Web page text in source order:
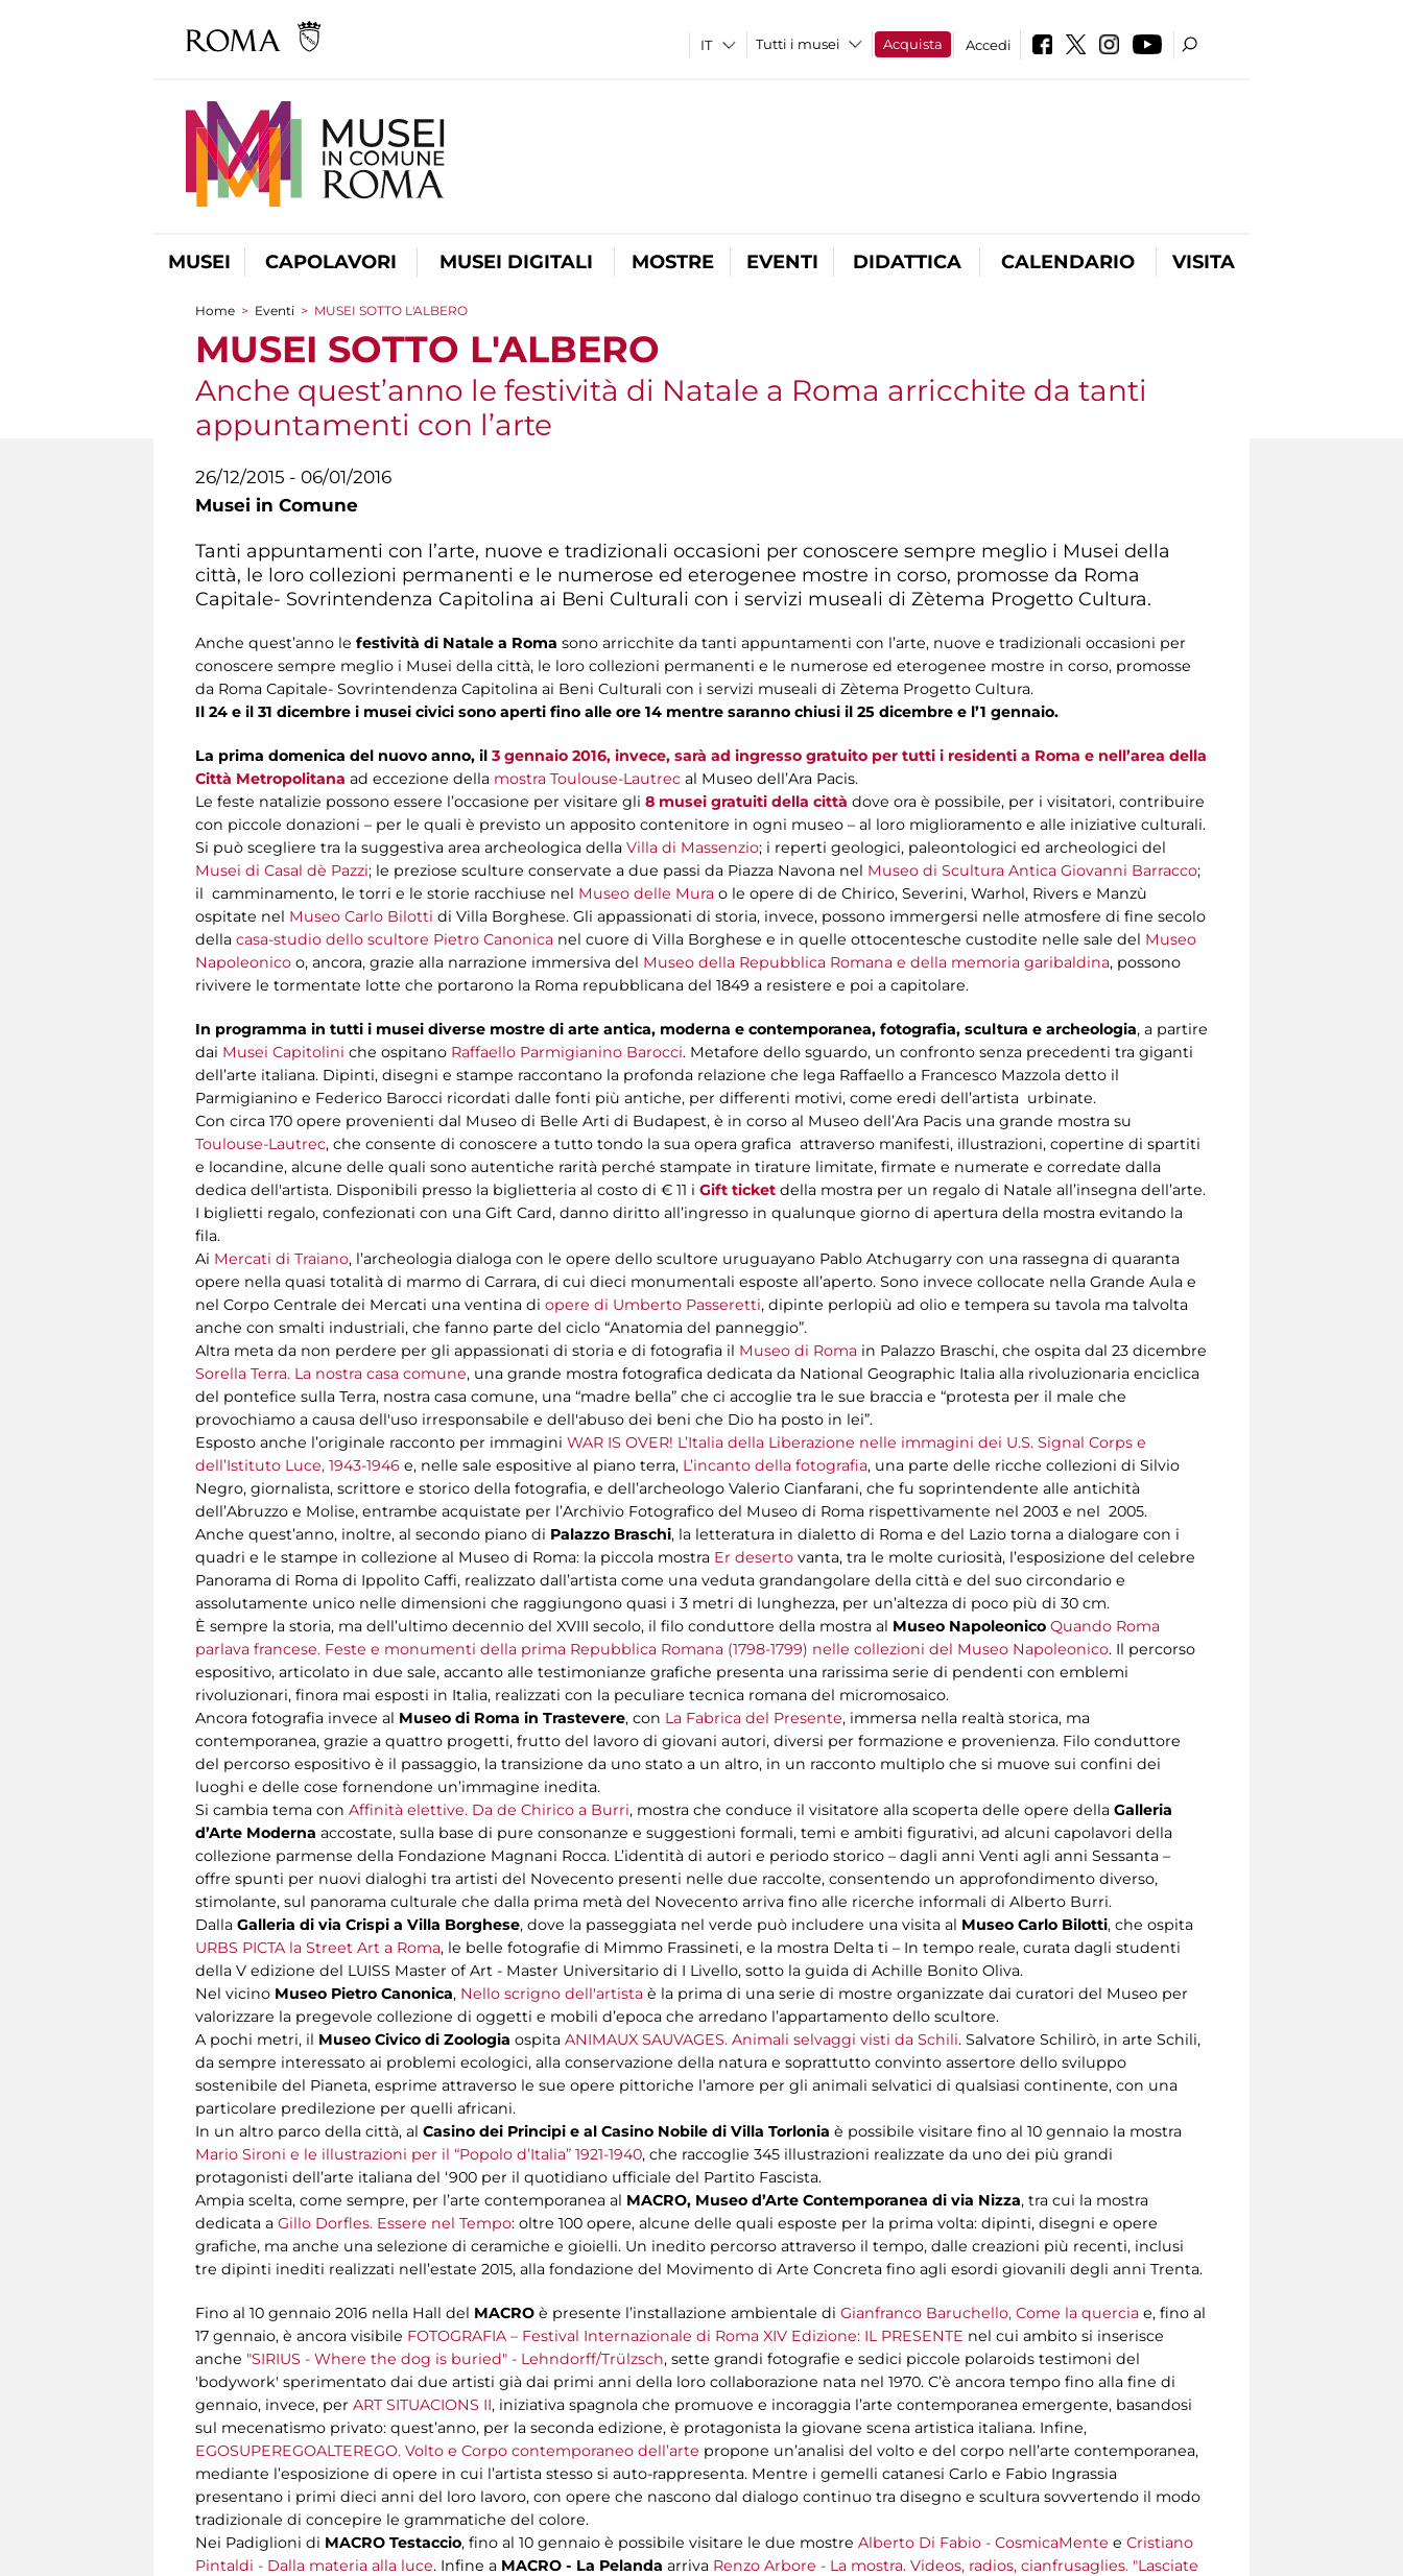
Tutti i musei Acquista Accedi
MUSEI CAPOLAVORI MUSEI DIGITALI MOSTRE EVENTI DIDATTICA CALENDARIO VISITA
Tu sei qui
Home > Eventi > MUSEI SOTTO L'ALBERO
MUSEI SOTTO L'ALBERO
Anche quest’anno le festività di Natale a Roma arricchite da tanti
appuntamenti con l’arte
26/12/2015 - 06/01/2016
Musei in Comune
Tanti appuntamenti con l’arte, nuove e tradizionali occasioni per conoscere sempre meglio i Musei della
città, le loro collezioni permanenti e le numerose ed eterogenee mostre in corso, promosse da Roma
Capitale- Sovrintendenza Capitolina ai Beni Culturali con i servizi museali di Zètema Progetto Cultura.
Anche quest’anno le festività di Natale a Roma sono arricchite da tanti appuntamenti con l’arte, nuove e tradizionali occasioni per
conoscere sempre meglio i Musei della città, le loro collezioni permanenti e le numerose ed eterogenee mostre in corso, promosse
da Roma Capitale- Sovrintendenza Capitolina ai Beni Culturali con i servizi museali di Zètema Progetto Cultura.
Il 24 e il 31 dicembre i musei civici sono aperti fino alle ore 14 mentre saranno chiusi il 25 dicembre e l’1 gennaio.
La prima domenica del nuovo anno, il 3 gennaio 2016, invece, sarà ad ingresso gratuito per tutti i residenti a Roma e nell’area della
Città Metropolitana ad eccezione della mostra Toulouse-Lautrec al Museo dell’Ara Pacis.
Le feste natalizie possono essere l’occasione per visitare gli 8 musei gratuiti della città dove ora è possibile, per i visitatori, contribuire
con piccole donazioni – per le quali è previsto un apposito contenitore in ogni museo – al loro miglioramento e alle iniziative culturali.
Si può scegliere tra la suggestiva area archeologica della Villa di Massenzio; i reperti geologici, paleontologici ed archeologici del
Musei di Casal dè Pazzi; le preziose sculture conservate a due passi da Piazza Navona nel Museo di Scultura Antica Giovanni Barracco;
il camminamento, le torri e le storie racchiuse nel Museo delle Mura o le opere di de Chirico, Severini, Warhol, Rivers e Manzù
ospitate nel Museo Carlo Bilotti di Villa Borghese. Gli appassionati di storia, invece, possono immergersi nelle atmosfere di fine secolo
della casa-studio dello scultore Pietro Canonica nel cuore di Villa Borghese e in quelle ottocentesche custodite nelle sale del Museo
Napoleonico o, ancora, grazie alla narrazione immersiva del Museo della Repubblica Romana e della memoria garibaldina, possono
rivivere le tormentate lotte che portarono la Roma repubblicana del 1849 a resistere e poi a capitolare.
In programma in tutti i musei diverse mostre di arte antica, moderna e contemporanea, fotografia, scultura e archeologia, a partire
dai Musei Capitolini che ospitano Raffaello Parmigianino Barocci. Metafore dello sguardo, un confronto senza precedenti tra giganti
dell’arte italiana. Dipinti, disegni e stampe raccontano la profonda relazione che lega Raffaello a Francesco Mazzola detto il
Parmigianino e Federico Barocci ricordati dalle fonti più antiche, per differenti motivi, come eredi dell’artista urbinate.
Con circa 170 opere provenienti dal Museo di Belle Arti di Budapest, è in corso al Museo dell’Ara Pacis una grande mostra su
Toulouse-Lautrec, che consente di conoscere a tutto tondo la sua opera grafica attraverso manifesti, illustrazioni, copertine di spartiti
e locandine, alcune delle quali sono autentiche rarità perché stampate in tirature limitate, firmate e numerate e corredate dalla
dedica dell'artista. Disponibili presso la biglietteria al costo di € 11 i Gift ticket della mostra per un regalo di Natale all’insegna dell’arte.
I biglietti regalo, confezionati con una Gift Card, danno diritto all’ingresso in qualunque giorno di apertura della mostra evitando la
fila.
Ai Mercati di Traiano, l’archeologia dialoga con le opere dello scultore uruguayano Pablo Atchugarry con una rassegna di quaranta
opere nella quasi totalità di marmo di Carrara, di cui dieci monumentali esposte all’aperto. Sono invece collocate nella Grande Aula e
nel Corpo Centrale dei Mercati una ventina di opere di Umberto Passeretti, dipinte perlopiù ad olio e tempera su tavola ma talvolta
anche con smalti industriali, che fanno parte del ciclo “Anatomia del panneggio”.
Altra meta da non perdere per gli appassionati di storia e di fotografia il Museo di Roma in Palazzo Braschi, che ospita dal 23 dicembre
Sorella Terra. La nostra casa comune, una grande mostra fotografica dedicata da National Geographic Italia alla rivoluzionaria enciclica
del pontefice sulla Terra, nostra casa comune, una “madre bella” che ci accoglie tra le sue braccia e “protesta per il male che
provochiamo a causa dell'uso irresponsabile e dell'abuso dei beni che Dio ha posto in lei”.
Esposto anche l’originale racconto per immagini WAR IS OVER! L’Italia della Liberazione nelle immagini dei U.S. Signal Corps e
dell’Istituto Luce, 1943-1946 e, nelle sale espositive al piano terra, L’incanto della fotografia, una parte delle ricche collezioni di Silvio
Negro, giornalista, scrittore e storico della fotografia, e dell’archeologo Valerio Cianfarani, che fu soprintendente alle antichità
dell’Abruzzo e Molise, entrambe acquistate per l’Archivio Fotografico del Museo di Roma rispettivamente nel 2003 e nel 2005.
Anche quest’anno, inoltre, al secondo piano di Palazzo Braschi, la letteratura in dialetto di Roma e del Lazio torna a dialogare con i
quadri e le stampe in collezione al Museo di Roma: la piccola mostra Er deserto vanta, tra le molte curiosità, l’esposizione del celebre
Panorama di Roma di Ippolito Caffi, realizzato dall’artista come una veduta grandangolare della città e del suo circondario e
assolutamente unico nelle dimensioni che raggiungono quasi i 3 metri di lunghezza, per un’altezza di poco più di 30 cm.
È sempre la storia, ma dell’ultimo decennio del XVIII secolo, il filo conduttore della mostra al Museo Napoleonico Quando Roma
parlava francese. Feste e monumenti della prima Repubblica Romana (1798-1799) nelle collezioni del Museo Napoleonico. Il percorso
espositivo, articolato in due sale, accanto alle testimonianze grafiche presenta una rarissima serie di pendenti con emblemi
rivoluzionari, finora mai esposti in Italia, realizzati con la peculiare tecnica romana del micromosaico.
Ancora fotografia invece al Museo di Roma in Trastevere, con La Fabrica del Presente, immersa nella realtà storica, ma
contemporanea, grazie a quattro progetti, frutto del lavoro di giovani autori, diversi per formazione e provenienza. Filo conduttore
del percorso espositivo è il passaggio, la transizione da uno stato a un altro, in un racconto multiplo che si muove sui confini dei
luoghi e delle cose fornendone un’immagine inedita.
Si cambia tema con Affinità elettive. Da de Chirico a Burri, mostra che conduce il visitatore alla scoperta delle opere della Galleria
d’Arte Moderna accostate, sulla base di pure consonanze e suggestioni formali, temi e ambiti figurativi, ad alcuni capolavori della
collezione parmense della Fondazione Magnani Rocca. L’identità di autori e periodo storico – dagli anni Venti agli anni Sessanta –
offre spunti per nuovi dialoghi tra artisti del Novecento presenti nelle due raccolte, consentendo un approfondimento diverso,
stimolante, sul panorama culturale che dalla prima metà del Novecento arriva fino alle ricerche informali di Alberto Burri.
Dalla Galleria di via Crispi a Villa Borghese, dove la passeggiata nel verde può includere una visita al Museo Carlo Bilotti, che ospita
URBS PICTA la Street Art a Roma, le belle fotografie di Mimmo Frassineti, e la mostra Delta ti – In tempo reale, curata dagli studenti
della V edizione del LUISS Master of Art - Master Universitario di I Livello, sotto la guida di Achille Bonito Oliva.
Nel vicino Museo Pietro Canonica, Nello scrigno dell'artista è la prima di una serie di mostre organizzate dai curatori del Museo per
valorizzare la pregevole collezione di oggetti e mobili d’epoca che arredano l’appartamento dello scultore.
A pochi metri, il Museo Civico di Zoologia ospita ANIMAUX SAUVAGES. Animali selvaggi visti da Schili. Salvatore Schilirò, in arte Schili,
da sempre interessato ai problemi ecologici, alla conservazione della natura e soprattutto convinto assertore dello sviluppo
sostenibile del Pianeta, esprime attraverso le sue opere pittoriche l’amore per gli animali selvatici di qualsiasi continente, con una
particolare predilezione per quelli africani.
In un altro parco della città, al Casino dei Principi e al Casino Nobile di Villa Torlonia è possibile visitare fino al 10 gennaio la mostra
Mario Sironi e le illustrazioni per il “Popolo d’Italia” 1921-1940, che raccoglie 345 illustrazioni realizzate da uno dei più grandi
protagonisti dell’arte italiana del ‘900 per il quotidiano ufficiale del Partito Fascista.
Ampia scelta, come sempre, per l’arte contemporanea al MACRO, Museo d’Arte Contemporanea di via Nizza, tra cui la mostra
dedicata a Gillo Dorfles. Essere nel Tempo: oltre 100 opere, alcune delle quali esposte per la prima volta: dipinti, disegni e opere
grafiche, ma anche una selezione di ceramiche e gioielli. Un inedito percorso attraverso il tempo, dalle creazioni più recenti, inclusi
tre dipinti inediti realizzati nell’estate 2015, alla fondazione del Movimento di Arte Concreta fino agli esordi giovanili degli anni Trenta.
Fino al 10 gennaio 2016 nella Hall del MACRO è presente l’installazione ambientale di Gianfranco Baruchello, Come la quercia e, fino al
17 gennaio, è ancora visibile FOTOGRAFIA – Festival Internazionale di Roma XIV Edizione: IL PRESENTE nel cui ambito si inserisce
anche "SIRIUS - Where the dog is buried" - Lehndorff/Trülzsch, sette grandi fotografie e sedici piccole polaroids testimoni del
'bodywork' sperimentato dai due artisti già dai primi anni della loro collaborazione nata nel 1970. C’è ancora tempo fino alla fine di
gennaio, invece, per ART SITUACIONS II, iniziativa spagnola che promuove e incoraggia l’arte contemporanea emergente, basandosi
sul mecenatismo privato: quest’anno, per la seconda edizione, è protagonista la giovane scena artistica italiana. Infine,
EGOSUPEREGOALTEREGO. Volto e Corpo contemporaneo dell’arte propone un’analisi del volto e del corpo nell’arte contemporanea,
mediante l’esposizione di opere in cui l’artista stesso si auto-rappresenta. Mentre i gemelli catanesi Carlo e Fabio Ingrassia
presentano i primi dieci anni del loro lavoro, con opere che nascono dal dialogo continuo tra disegno e scultura sovvertendo il modo
tradizionale di concepire le grammatiche del colore.
Nei Padiglioni di MACRO Testaccio, fino al 10 gennaio è possibile visitare le due mostre Alberto Di Fabio - CosmicaMente e Cristiano
Pintaldi - Dalla materia alla luce. Infine a MACRO - La Pelanda arriva Renzo Arbore - La mostra. Videos, radios, cianfrusaglies. "Lasciate